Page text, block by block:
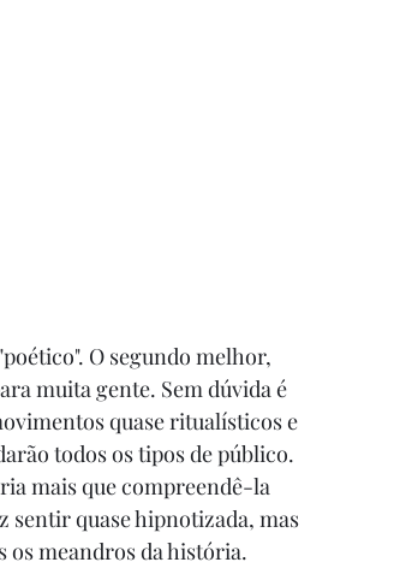
O segundo melhor,
muita gente. Sem dúvida é
quase ritualísticos e
todos os tipos de público.
mais que compreendê-la
sentir quase hipnotizada, mas
os meandros da história.